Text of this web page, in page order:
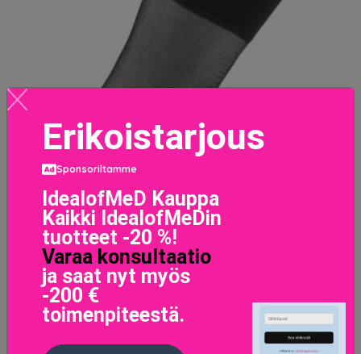
Erikoistarjous
Sponsoriltamme
IdealofMeD Kauppa
Kaikki IdealofMeDin
tuotteet -20 %!
Varaa konsultaatio
ja saat nyt myös
-200 €
toimenpiteestä.